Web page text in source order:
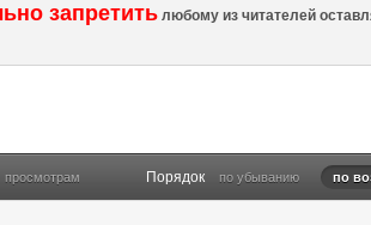
запретить любому из читателей
просмотрам Порядок по убыванию по